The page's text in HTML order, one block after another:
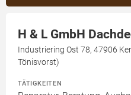
H & L GmbH
Industriering Ost 78, 47906
Tönisvorst)
TÄTIGKEITEN